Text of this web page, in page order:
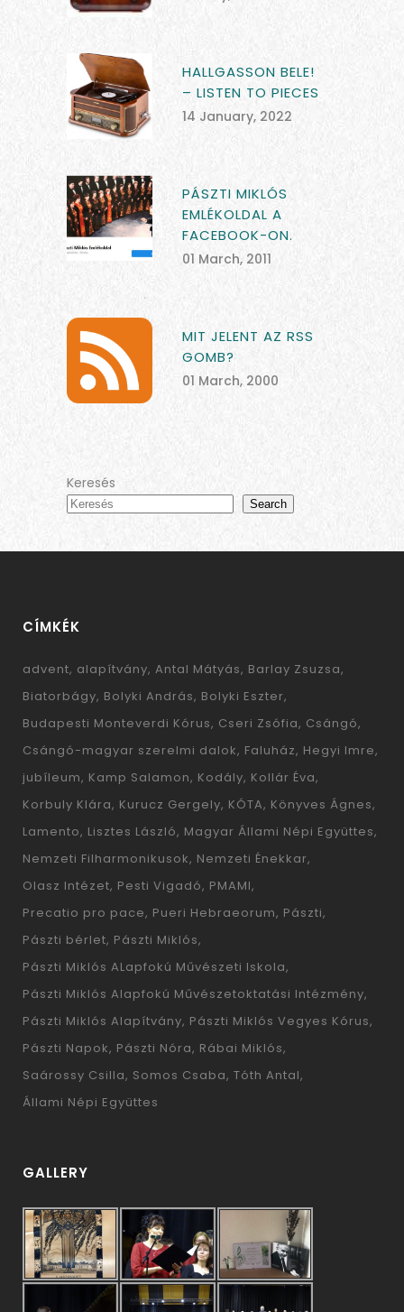
HALLGASSON BELE!
– LISTEN TO PIECES
14 January, 2022
PÁSZTI MIKLÓS
EMLÉKOLDAL A
FACEBOOK-ON.
01 March, 2011
MIT JELENT AZ RSS
GOMB?
01 March, 2000
Keresés
Search
CÍMKÉK
advent alapítvány Antal Mátyás Barlay Zsuzsa
Biatorbágy Bolyki András Bolyki Eszter
Budapesti Monteverdi Kórus Cseri Zsófia Csángó
Csángó-magyar szerelmi dalok Faluház Hegyi Imre
jubíleum Kamp Salamon Kodály Kollár Éva
Korbuly Klára Kurucz Gergely KÓTA Könyves Ágnes
Lamento Lisztes László Magyar Állami Népi Együttes
Nemzeti Filharmonikusok Nemzeti Énekkar
Olasz Intézet Pesti Vigadó PMAMI
Precatio pro pace Pueri Hebraeorum Pászti
Pászti bérlet Pászti Miklós
Pászti Miklós ALapfokú Művészeti Iskola
Pászti Miklós Alapfokú Művészetoktatási Intézmény
Pászti Miklós Alapítvány Pászti Miklós Vegyes Kórus
Pászti Napok Pászti Nóra Rábai Miklós
Saárossy Csilla Somos Csaba Tóth Antal
Állami Népi Együttes
GALLERY